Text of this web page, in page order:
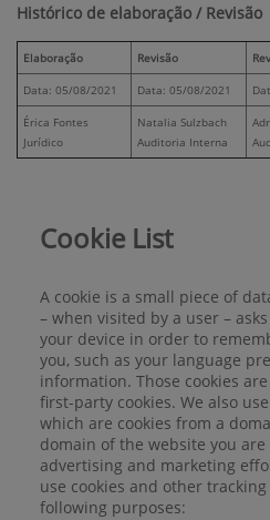
Histórico de elaboração / Revisão
Elaboração Revisão
Data: 05/08/2021 Data: 05/08/2021
Érica Fontes
Jurídico
Natalia Sulzbach
Auditoria Interna
Cookie List
A cookie is a small piece of
– when visited by a user –
your device in order to
you, such as your language
information. Those cookies
first-party cookies. We also
which are cookies from a
domain of the website you
advertising and marketing
use cookies and other
following purposes: